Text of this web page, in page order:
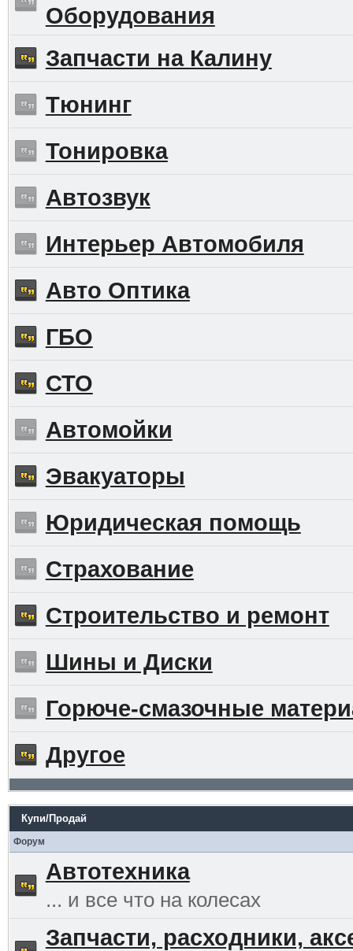
Оборудования
Запчасти на Калину
Тюнинг
Тонировка
Автозвук
Интерьер Автомобиля
Авто Оптика
ГБО
СТО
Автомойки
Эвакуаторы
Юридическая помощь
Страхование
Строительство и ремонт
Шины и Диски
Горюче-смазочные
Другое
Купи/Продай
Форум
Автотехника
... и все что на колесах
Запчасти, расходники,